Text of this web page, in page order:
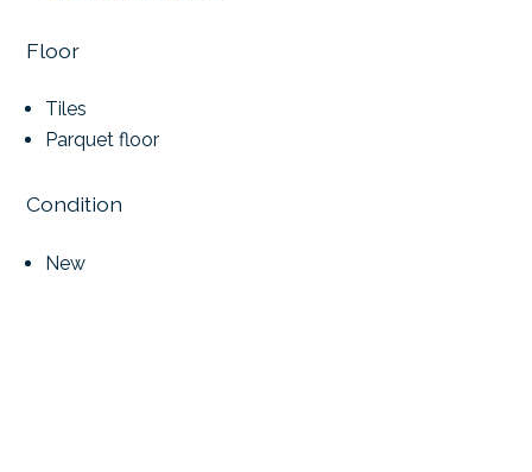
Floor
Tiles
Parquet floor
Condition
New